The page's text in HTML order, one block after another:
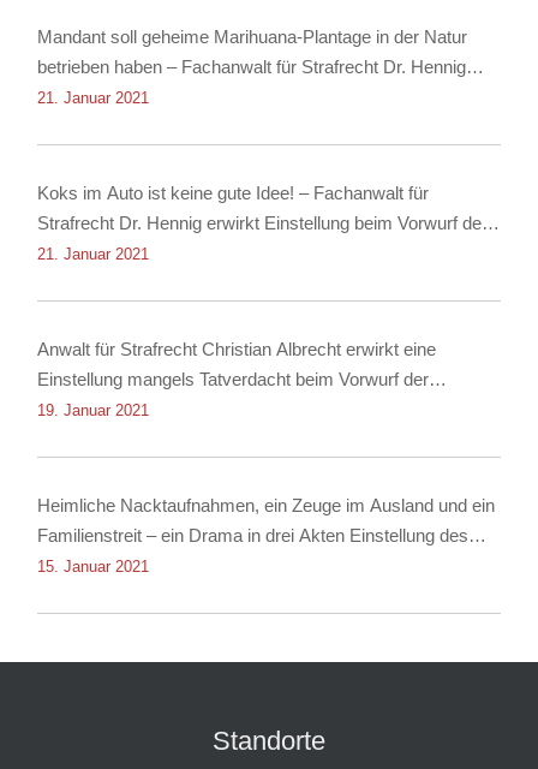
Mandant soll geheime Marihuana-Plantage in der Natur
betrieben haben – Fachanwalt für Strafrecht Dr. Hennig
erwirkt Einstellung
21. Januar 2021
Koks im Auto ist keine gute Idee! – Fachanwalt für
Strafrecht Dr. Hennig erwirkt Einstellung beim Vorwurf des
Besitzes von Kokain!
21. Januar 2021
Anwalt für Strafrecht Christian Albrecht erwirkt eine
Einstellung mangels Tatverdacht beim Vorwurf der
Nachstellung
19. Januar 2021
Heimliche Nacktaufnahmen, ein Zeuge im Ausland und ein
Familienstreit – ein Drama in drei Akten Einstellung des
Verfahrens dank Rechtsanwalt für Strafrecht Christian
15. Januar 2021
Standorte